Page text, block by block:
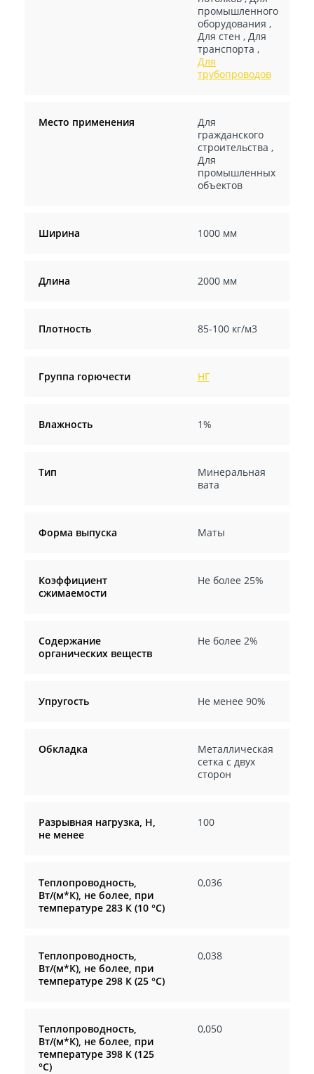
промышленного
оборудования ,
Для стен , Для
транспорта ,
Для
трубопроводов
Место применения
Для
гражданского
строительства ,
Для
промышленных
объектов
Ширина 1000 мм
Длина 2000 мм
Плотность 85-100 кг/м3
Группа горючести НГ
Влажность 1%
Тип
Минеральная
вата
Форма выпуска Маты
Коэффициент
сжимаемости
Не более 25%
Содержание
органических веществ
Не более 2%
Упругость Не менее 90%
Обкладка
Металлическая
сетка с двух
сторон
Разрывная нагрузка, Н,
не менее
100
Теплопроводность,
Вт/(м*К), не более, при
температуре 283 К (10 °С)
0,036
Теплопроводность,
Вт/(м*К), не более, при
температуре 298 К (25 °С)
0,038
Теплопроводность,
Вт/(м*К), не более, при
температуре 398 К (125
°С)
0,050